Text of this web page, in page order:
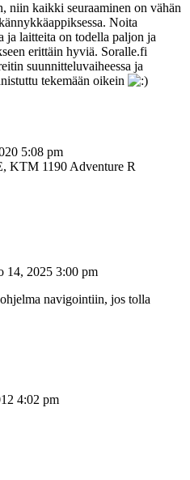
niin kaikki seuraaminen on vähän
Noita
ja laitteita on todella paljon ja
erittäin hyviä. Soralle.fi
suunnitteluvaiheessa ja
tekemään oikein
5:08 pm
KTM 1190 Adventure R
14, 2025 3:00 pm
navigointiin, jos tolla
4:02 pm